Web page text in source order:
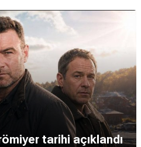
tarihi açıklandı